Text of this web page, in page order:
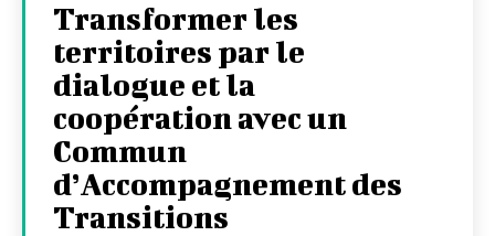
Transformer les
territoires par le
dialogue et la
coopération avec un
Commun
d’Accompagnement des
Transitions